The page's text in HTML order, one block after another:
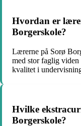
Hvordan er
Borgerskole?
Lærerne på Sorø
med stor faglig
kvalitet i
Hvilke
Borgerskole?